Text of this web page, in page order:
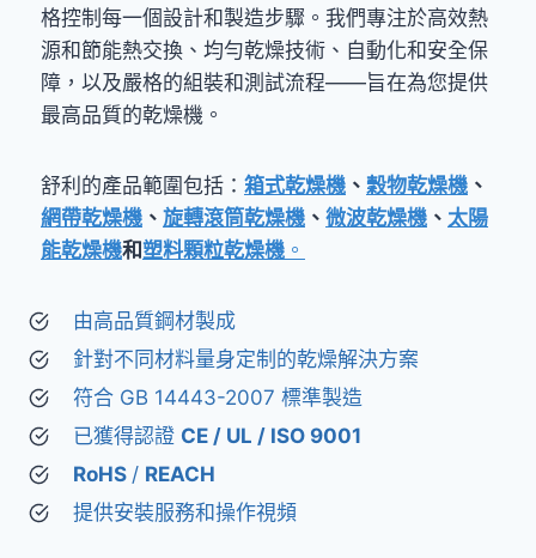
格控制每一個設計和製造步驟。我們專注於高效熱
源和節能熱交換、均勻乾燥技術、自動化和安全保
障，以及嚴格的組裝和測試流程——旨在為您提供
最高品質的乾燥機。
舒利的產品範圍包括： 箱式乾燥機 、 穀物乾燥機 、
網帶乾燥機 、 旋轉滾筒乾燥機 、 微波乾燥機 、 太陽
能乾燥機和塑料顆粒乾燥機 。
由高品質鋼材製成
針對不同材料量身定制的乾燥解決方案
符合 GB 14443-2007 標準製造
已獲得認證 CE / UL / ISO 9001
RoHS / REACH
提供安裝服務和操作視頻